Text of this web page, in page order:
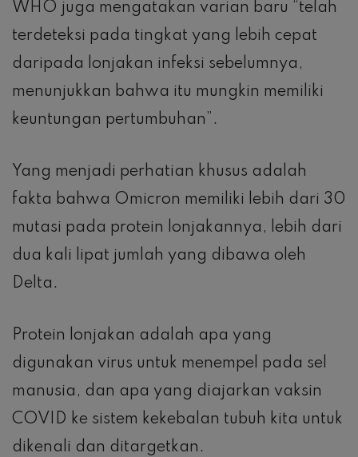
WHO juga mengatakan varian baru “telah
terdeteksi pada tingkat yang lebih cepat
daripada lonjakan infeksi sebelumnya,
menunjukkan bahwa itu mungkin memiliki
keuntungan pertumbuhan”.
Yang menjadi perhatian khusus adalah
fakta bahwa Omicron memiliki lebih dari 30
mutasi pada protein lonjakannya, lebih dari
dua kali lipat jumlah yang dibawa oleh
Delta.
Protein lonjakan adalah apa yang
digunakan virus untuk menempel pada sel
manusia, dan apa yang diajarkan vaksin
COVID ke sistem kekebalan tubuh kita untuk
dikenali dan ditargetkan.